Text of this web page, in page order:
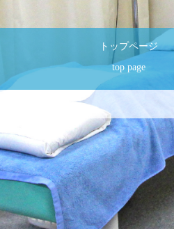
トップページ
top page